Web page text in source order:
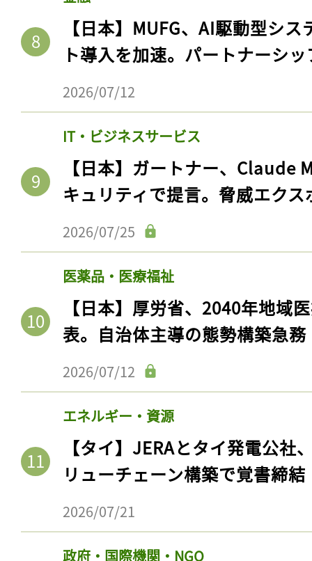
【日本】MUFG、AI駆動型シ
ト導入を加速。パートナーシ
2026/07/12
IT・ビジネスサービス
【日本】ガートナー、Claude
キュリティで提言。脅威エク
2026/07/25
医薬品・医療福祉
【日本】厚労省、2040年地域
表。自治体主導の態勢構築急務
2026/07/12
エネルギー・資源
【タイ】JERAとタイ発電公社
リューチェーン構築で覚書締結
2026/07/21
政府・国際機関・NGO